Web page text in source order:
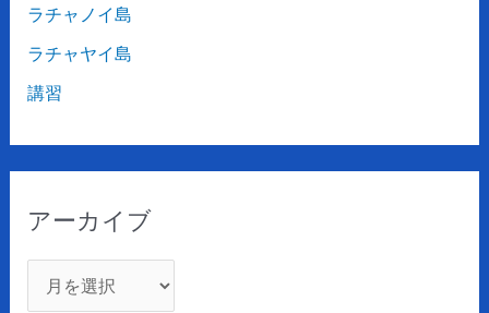
ラチャノイ島
ラチャヤイ島
講習
アーカイブ